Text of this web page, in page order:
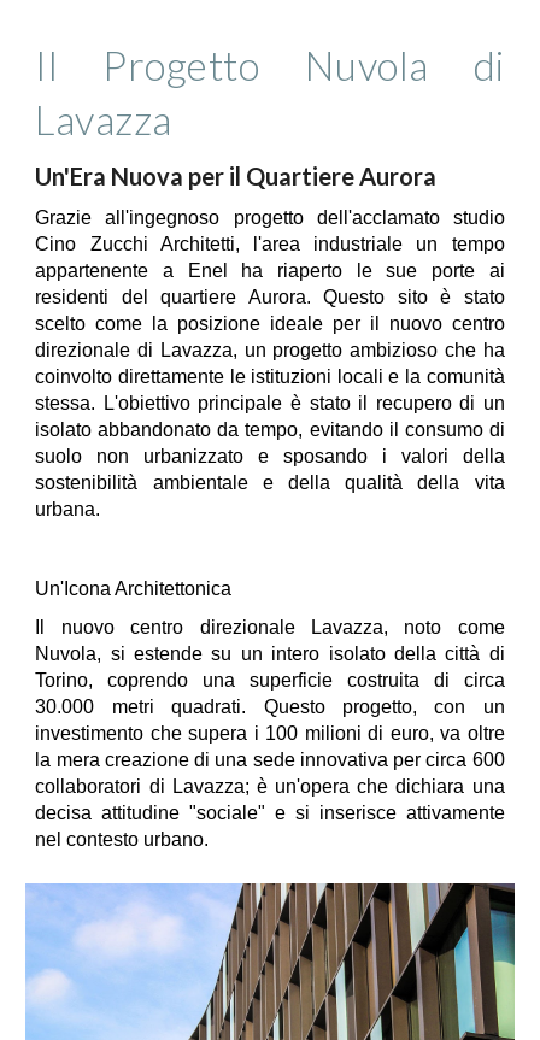
Il Progetto Nuvola di
Lavazza
Un'Era Nuova per il Quartiere Aurora
Grazie all'ingegnoso progetto dell'acclamato studio
Cino Zucchi Architetti, l'area industriale un tempo
appartenente a Enel ha riaperto le sue porte ai
residenti del quartiere Aurora. Questo sito è stato
scelto come la posizione ideale per il nuovo centro
direzionale di Lavazza, un progetto ambizioso che ha
coinvolto direttamente le istituzioni locali e la comunità
stessa. L'obiettivo principale è stato il recupero di un
isolato abbandonato da tempo, evitando il consumo di
suolo non urbanizzato e sposando i valori della
sostenibilità ambientale e della qualità della vita
urbana.
Un'Icona Architettonica
Il nuovo centro direzionale Lavazza, noto come
Nuvola, si estende su un intero isolato della città di
Torino, coprendo una superficie costruita di circa
30.000 metri quadrati. Questo progetto, con un
investimento che supera i 100 milioni di euro, va oltre
la mera creazione di una sede innovativa per circa 600
collaboratori di Lavazza; è un'opera che dichiara una
decisa attitudine "sociale" e si inserisce attivamente
nel contesto urbano.